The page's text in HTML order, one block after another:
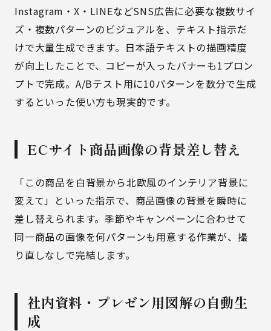
Instagram・X・LINEなどSNS広告に必要な複数サイ
ズ・複数パターンのビジュアルを、テキスト指示だ
けで大量生成できます。日本語テキストの描画精度
が向上したことで、コピーが入ったバナーも1プロン
プトで完成。A/Bテスト用に10パターンを数分で生成
するといった使い方も現実的です。
ECサイト商品画像の背景差し替え
「この商品を白背景から北欧風のインテリア背景に
変えて」といった指示で、商品画像の背景を瞬時に
差し替えられます。季節やキャンペーンに合わせて
同一商品の画像を何パターンも用意する作業が、撮
り直しなしで完結します。
社内資料・プレゼン用図解の自動生
成